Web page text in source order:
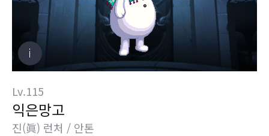
Lv.115
익은망고
진(眞) 런처 / 안톤